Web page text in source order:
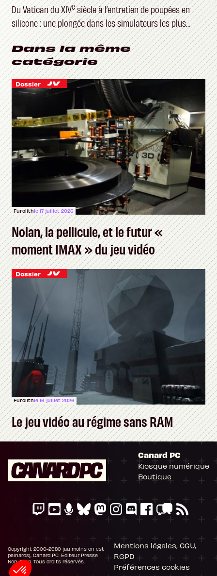
Du Vatican du XIVesiècle à l’entretien de poupées en
silicone : une plongée dans les simulateurs les plus
étranges du marché
Dans la même
catégorie
Dossier
Furolithle 17 juillet 2026
Nolan, la pellicule, et le futur «
moment IMAX » du jeu vidéo
Dossier
Furolithle 16 juillet 2026
Le jeu vidéo au régime sans RAM
Canard PC
Kiosque numérique
Boutique
Copyright 2000-2980 (au moins on est
peinards), Canard PC. Editeur Presse
Non-Stop. Tous droits réservés.
Mentions légales, CGU,
RGPD
Préférences cookies